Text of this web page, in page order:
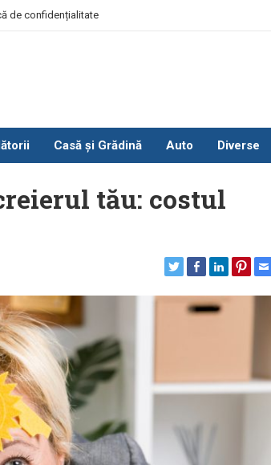
de confidențialitate
Casă și Grădină Auto Diverse
tău: costul